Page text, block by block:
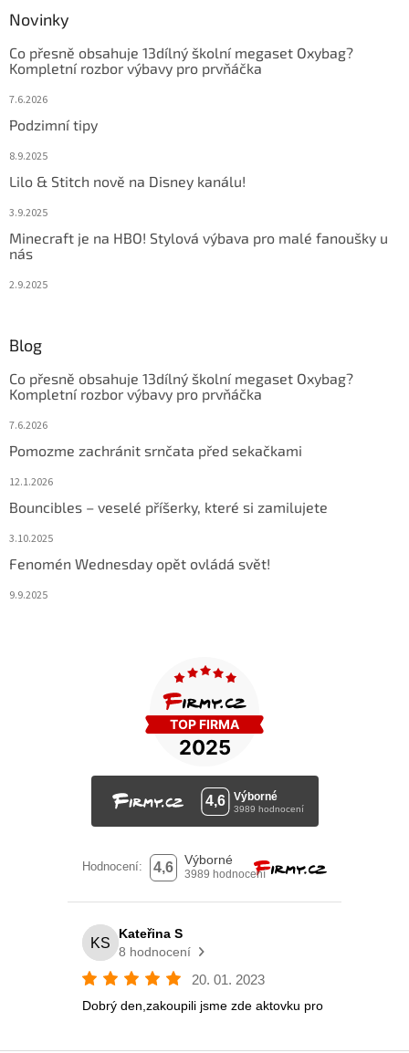
Novinky
Co přesně obsahuje 13dílný školní megaset Oxybag?
Kompletní rozbor výbavy pro prvňáčka
7.6.2026
Podzimní tipy
8.9.2025
Lilo & Stitch nově na Disney kanálu!
3.9.2025
Minecraft je na HBO! Stylová výbava pro malé fanoušky u
nás
2.9.2025
Blog
Co přesně obsahuje 13dílný školní megaset Oxybag?
Kompletní rozbor výbavy pro prvňáčka
7.6.2026
Pomozme zachránit srnčata před sekačkami
12.1.2026
Bouncibles – veselé příšerky, které si zamilujete
3.10.2025
Fenomén Wednesday opět ovládá svět!
9.9.2025